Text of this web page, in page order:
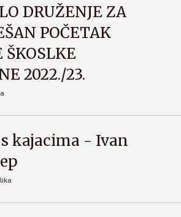
DRUŽENJE ZA
POČETAK
ŠKOSLKE
2022./23.
kajacima - Ivan